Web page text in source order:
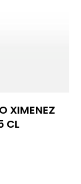
XIMENEZ
CL